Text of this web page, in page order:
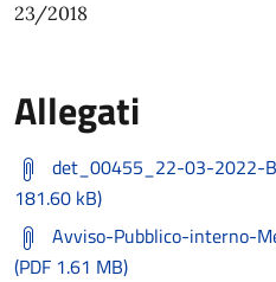
23/2018
Allegati
det_00455_22-03-2022-
181.60 kB)
Avviso-Pubblico-interno-
(PDF 1.61 MB)